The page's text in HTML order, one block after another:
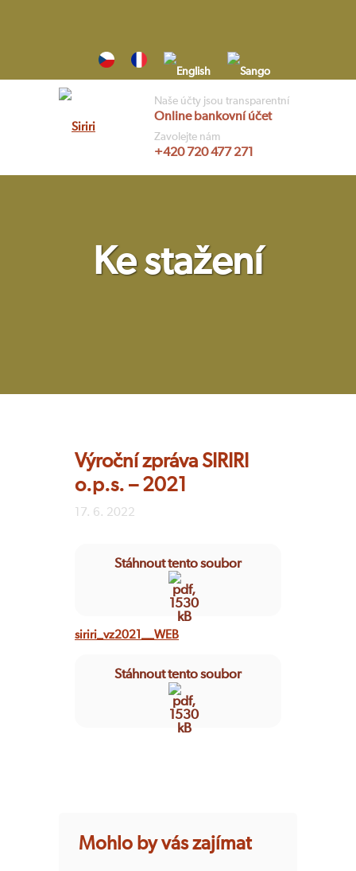
Vyhledávání
Naše účty jsou transparentní
Online bankovní účet
Zavolejte nám
+420 720 477 271
Ke stažení
Výroční zpráva SIRIRI
o.p.s. – 2021
17. 6. 2022
Stáhnout tento soubor
siriri_vz2021__WEB
Stáhnout tento soubor
Mohlo by vás zajímat